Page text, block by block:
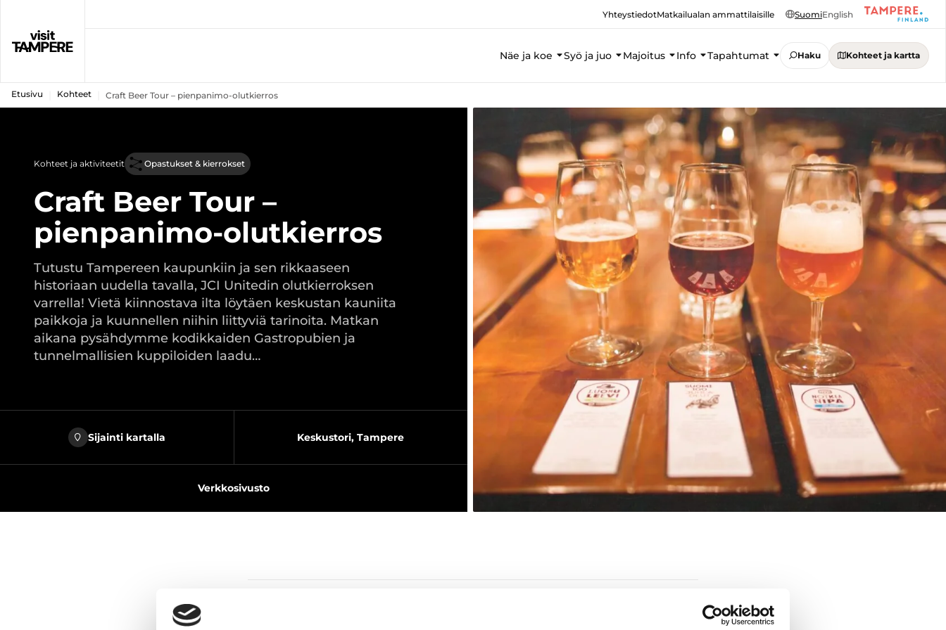
YhteystiedotMatkailualan ammattilaisille SuomiEnglish
Näe ja koe Syö ja juo Majoitus Info Tapahtumat Haku Kohteet ja kartta
Etusivu Kohteet Craft Beer Tour – pienpanimo-olutkierros
Kohteet ja aktiviteetit Opastukset & kierrokset
Craft Beer Tour –
pienpanimo-olutkierros
Tutustu Tampereen kaupunkiin ja sen rikkaaseen
historiaan uudella tavalla, JCI Unitedin olutkierroksen
varrella! Vietä kiinnostava ilta löytäen keskustan kauniita
paikkoja ja kuunnellen niihin liittyviä tarinoita. Matkan
aikana pysähdymme kodikkaiden Gastropubien ja
tunnelmallisien kuppiloiden laadu…
Sijainti kartalla Keskustori, Tampere
Verkkosivusto